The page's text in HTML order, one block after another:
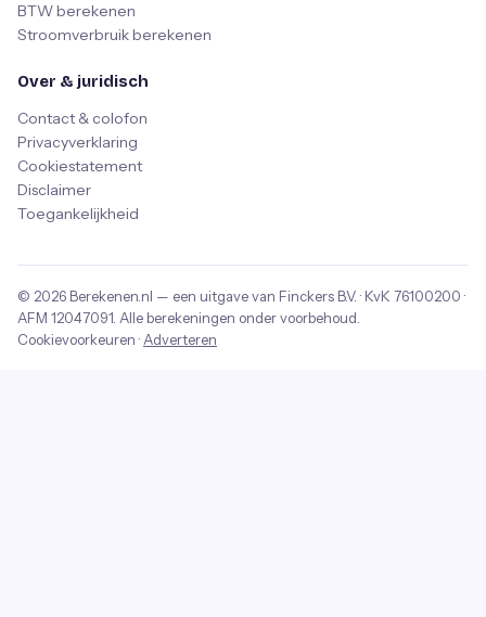
BTW berekenen
Stroomverbruik berekenen
Over & juridisch
Contact & colofon
Privacyverklaring
Cookiestatement
Disclaimer
Toegankelijkheid
© 2026 Berekenen.nl — een uitgave van Finckers B.V. · KvK 76100200 ·
AFM 12047091 . Alle berekeningen onder voorbehoud.
Cookievoorkeuren · Adverteren